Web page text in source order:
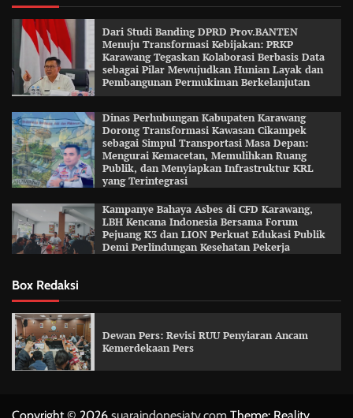
Dari Studi Banding DPRD Prov.BANTEN
Menuju Transformasi Kebijakan: PRKP
Karawang Tegaskan Kolaborasi Berbasis Data
sebagai Pilar Mewujudkan Hunian Layak dan
Pembangunan Permukiman Berkelanjutan
Dinas Perhubungan Kabupaten Karawang
Dorong Transformasi Kawasan Cikampek
sebagai Simpul Transportasi Masa Depan:
Mengurai Kemacetan, Memulihkan Ruang
Publik, dan Menyiapkan Infrastruktur KRL
yang Terintegrasi
Kampanye Bahaya Asbes di CFD Karawang,
LBH Kencana Indonesia Bersama Forum
Pejuang K3 dan LION Perkuat Edukasi Publik
Demi Perlindungan Kesehatan Pekerja
Box Redaksi
Dewan Pers: Revisi RUU Penyiaran Ancam
Kemerdekaan Pers